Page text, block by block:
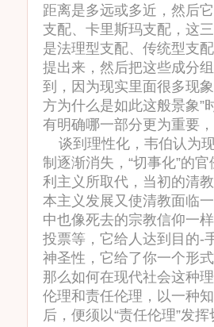
距离是多远或多近，然后
支配、卡里斯玛支配，这
是法理型支配、传统型支
提出来，然后把这些成分
到，因为现实里面很多现
方为什么是如此这般景象”
有明确哪一部分更为重要
谈到理性化，韦伯认为
制逐渐消失，“切事化”的
利主义所取代，当初的清
本主义发展又使清教面临
中也像死去的宗教信仰一
投票等，它给人达到目的-
神圣性，它给了你一个形
那么如何在现代社会这种
伦理和责任伦理，以一种
后，便须以“责任伦理”发